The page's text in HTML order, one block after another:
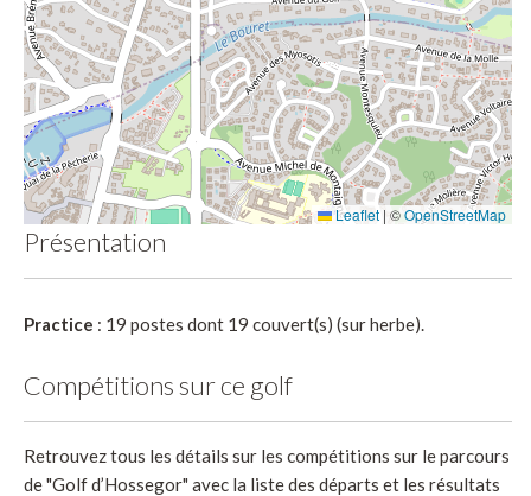
Leaflet | ©OpenStreetMap
Présentation
Practice : 19 postes dont 19 couvert(s) (sur herbe).
Compétitions sur ce golf
Retrouvez tous les détails sur les compétitions sur le parcours
de "Golf d’Hossegor" avec la liste des départs et les résultats